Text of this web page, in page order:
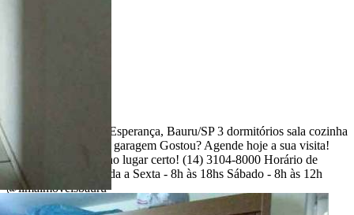
Linda casa na Nova Esperança, Bauru/SP 3 dormitórios sala cozinha
banheiro 1 vaga para garagem Gostou? Agende hoje a sua visita!
Lima Imóveis Você no lugar certo! (14) 3104-8000 Horário de
Atendimento: Segunda a Sexta - 8h às 18hs Sábado - 8h às 12h
@limaimoveisbauru